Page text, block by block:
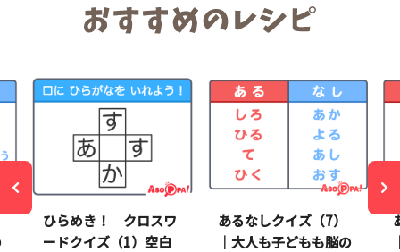
ひらめき！ クロスワ
ードクイズ（1）空白
あるなしクイズ（7）
｜大人も子どもも脳の